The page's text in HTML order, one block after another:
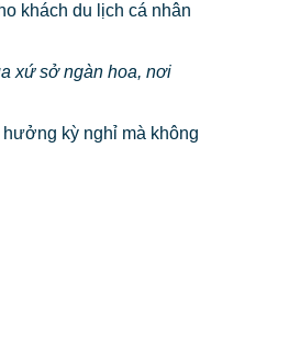
khách du lịch cá nhân
xứ sở ngàn hoa, nơi
kỳ nghỉ mà không